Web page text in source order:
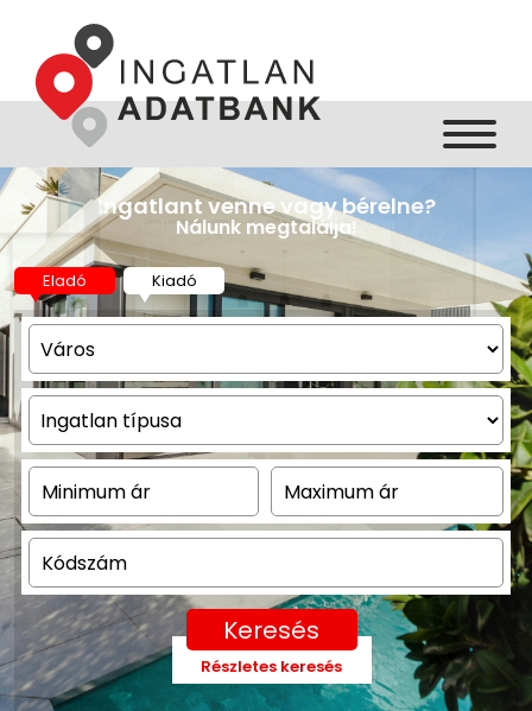
Eladó Kiadó
Keresés
Részletes keresés
Ingatlant venne vagy bérelne?
Nálunk megtalálja!
pénze?
Teljeskörű hitelügyintézés!